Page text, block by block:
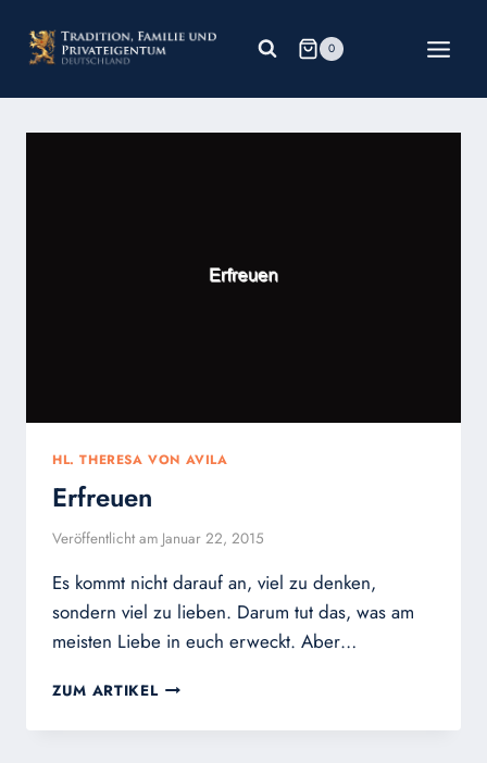
Inhalt
springen
0
HL. THERESA VON AVILA
Erfreuen
Veröffentlicht am Januar 22, 2015
Es kommt nicht darauf an, viel zu denken,
sondern viel zu lieben. Darum tut das, was am
meisten Liebe in euch erweckt. Aber…
ZUM ARTIKEL ERFREUEN